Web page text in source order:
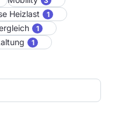
Heizlast 1
1
1